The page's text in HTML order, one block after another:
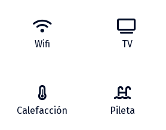
Wifi TV
Calefacción Pileta